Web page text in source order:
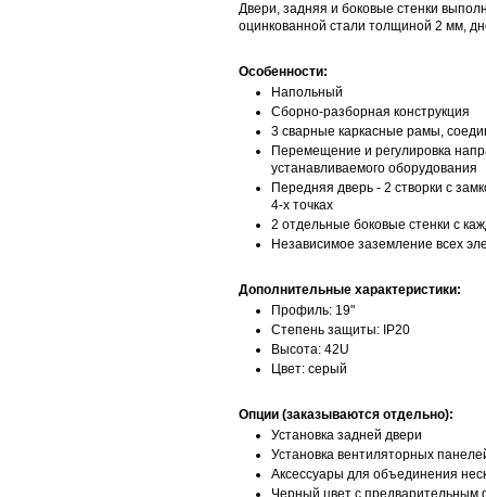
Двери, задняя и боковые стенки
оцинкованной стали толщиной 2 мм,
Особенности:
Напольный
Сборно-разборная конструкция
3 сварные каркасные рамы,
Перемещение и регулировка
устанавливаемого оборудования
Передняя дверь - 2 створки с
4-х точках
2 отдельные боковые стенки с
Независимое заземление всех
Дополнительные характеристики:
Профиль: 19"
Степень защиты: IР20
Высота: 42U
Цвет: серый
Опции (заказываются отдельно):
Установка задней двери
Установка вентиляторных
Аксессуары для объединения
Черный цвет с